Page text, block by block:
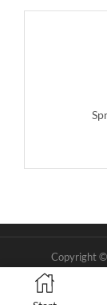
Copyright